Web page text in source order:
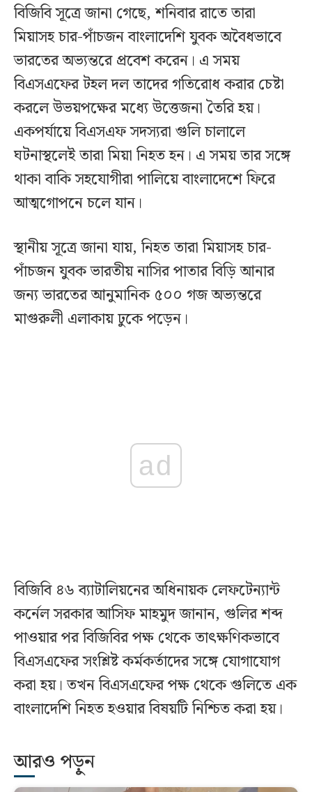
বিজিবি সূত্রে জানা গেছে, শনিবার রাতে তারা
মিয়াসহ চার-পাঁচজন বাংলাদেশি যুবক অবৈধভাবে
ভারতের অভ্যন্তরে প্রবেশ করেন। এ সময়
বিএসএফের টহল দল তাদের গতিরোধ করার চেষ্টা
করলে উভয়পক্ষের মধ্যে উত্তেজনা তৈরি হয়।
একপর্যায়ে বিএসএফ সদস্যরা গুলি চালালে
ঘটনাস্থলেই তারা মিয়া নিহত হন। এ সময় তার সঙ্গে
থাকা বাকি সহযোগীরা পালিয়ে বাংলাদেশে ফিরে
আত্মগোপনে চলে যান।
স্থানীয় সূত্রে জানা যায়, নিহত তারা মিয়াসহ চার-
পাঁচজন যুবক ভারতীয় নাসির পাতার বিড়ি আনার
জন্য ভারতের আনুমানিক ৫০০ গজ অভ্যন্তরে
মাগুরুলী এলাকায় ঢুকে পড়েন।
ad
বিজিবি ৪৬ ব্যাটালিয়নের অধিনায়ক লেফটেন্যান্ট
কর্নেল সরকার আসিফ মাহমুদ জানান, গুলির শব্দ
পাওয়ার পর বিজিবির পক্ষ থেকে তাৎক্ষণিকভাবে
বিএসএফের সংশ্লিষ্ট কর্মকর্তাদের সঙ্গে যোগাযোগ
করা হয়। তখন বিএসএফের পক্ষ থেকে গুলিতে এক
বাংলাদেশি নিহত হওয়ার বিষয়টি নিশ্চিত করা হয়।
আরও পড়ুন